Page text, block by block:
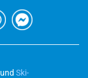
und Ski-